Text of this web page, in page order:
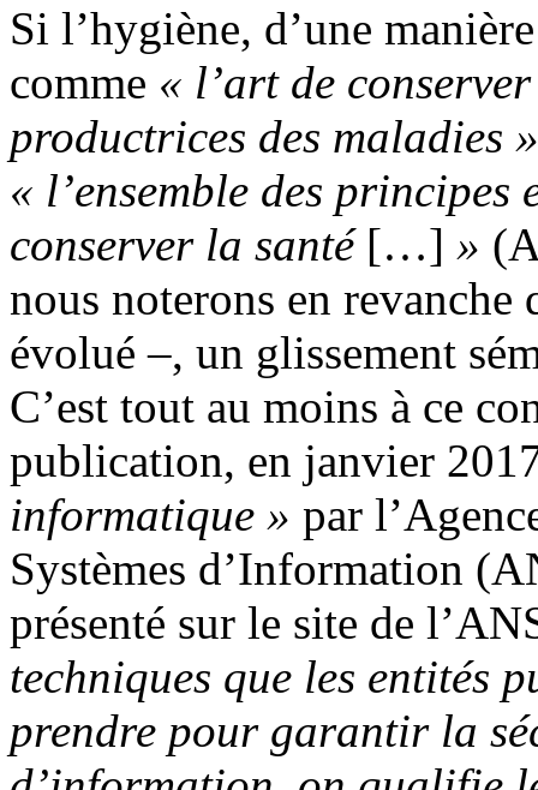
Si l’hygiène, d’une
comme « l’art de
productrices des maladies
« l’ensemble des
conserver la santé […] »
nous noterons en revanche
évolué –, un glissement
C’est tout au moins à ce
publication, en janvier
informatique » par
Systèmes d’Information
présenté sur le site de
techniques que les entités
prendre pour garantir la